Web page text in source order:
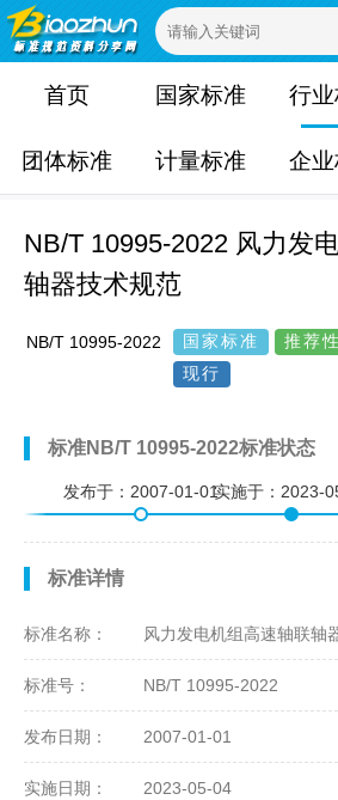
首页 国家标准 行
团体标准 计量标准 企
NB/T 10995-2022 风力发
轴器技术规范
NB/T 10995-2022 国家标准
推荐性
现行
标准NB/T 10995-2022标准状态
发布于： 2007-01-01实施于：2023-
标准详情
标准名称： 风力发电机组高速轴联轴
标准号： NB/T 10995-2022
发布日期： 2007-01-01
实施日期： 2023-05-04